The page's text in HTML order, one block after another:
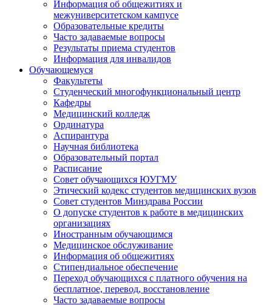
Информация об общежитиях и
межуниверситетском кампусе
Образовательные кредиты
Часто задаваемые вопросы
Результаты приема студентов
Информация для инвалидов
Обучающемуся
Факультеты
Студенческий многофункциональный центр
Кафедры
Медицинский колледж
Ординатура
Аспирантура
Научная библиотека
Образовательный портал
Расписание
Совет обучающихся ЮУГМУ
Этический кодекс студентов медицинских вузов
Совет студентов Минздрава России
О допуске студентов к работе в медицинских
организациях
Иностранным обучающимся
Медицинское обслуживание
Информация об общежитиях
Стипендиальное обеспечение
Переход обучающихся с платного обучения на
бесплатное, перевод, восстановление
Часто задаваемые вопросы